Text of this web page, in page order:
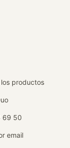
productos
69 50
email